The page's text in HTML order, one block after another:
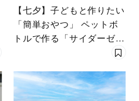
【七夕】子どもと作りたい
「簡単おやつ」 ペットボ
トルで作る「サイダーゼリ